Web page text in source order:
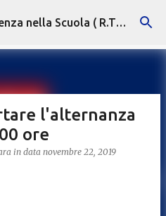
principali Regolarità e Trasparenza nella Scuola ( R.T.S. )
l'alternanza
ore
in data novembre 22, 2019